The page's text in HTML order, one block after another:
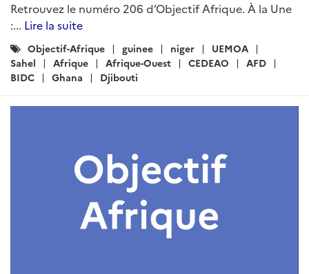
Retrouvez le numéro 206 d’Objectif Afrique. À la Une
:... Lire la suite
Catégories
:
Objectif-Afrique guinee niger
UEMOA
Sahel
Afrique Afrique-Ouest CEDEAO
AFD
BIDC
Ghana Djibouti